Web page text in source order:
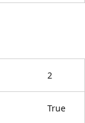
2
True